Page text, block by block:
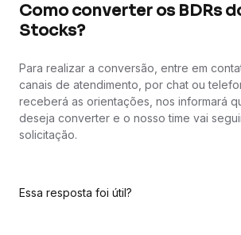
Como converter os BDRs
Stocks?
Para realizar a conversão, entre em
canais de atendimento, por chat ou
receberá as orientações, nos informará
deseja converter e o nosso time vai
solicitação.
Essa resposta foi útil?